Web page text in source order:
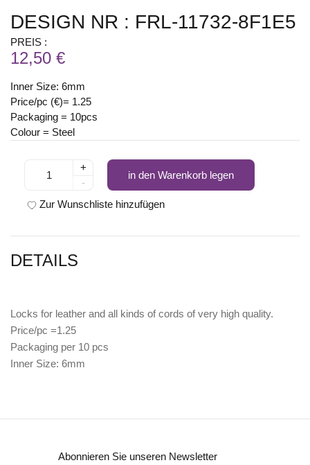
DESIGN NR : FRL-11732-8F1E5
PREIS :
12,50 €
Inner Size: 6mm
Price/pc (€)= 1.25
Packaging = 10pcs
Colour = Steel
+
-
in den Warenkorb legen
Zur Wunschliste hinzufügen
DETAILS
Locks for leather and all kinds of cords of very high quality.
Price/pc =1.25
Packaging per 10 pcs
Inner Size: 6mm
Abonnieren Sie unseren Newsletter